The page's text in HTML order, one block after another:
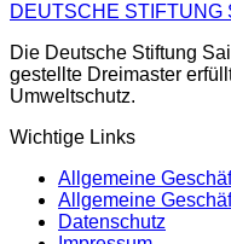
DEUTSCHE STIFTUNG
Die Deutsche Stiftung
gestellte Dreimaster
Umweltschutz.
Wichtige Links
Allgemeine
Allgemeine
Datenschutz